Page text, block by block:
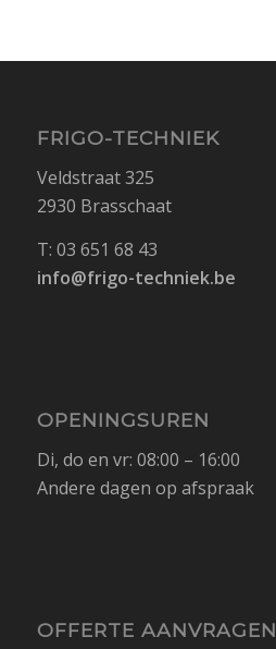
FRIGO-TECHNIEK
Veldstraat 325
2930 Brasschaat
T: 03 651 68 43
info@frigo-techniek.be
OPENINGSUREN
Di, do en vr: 08:00 – 16:00
Andere dagen op afspraak
OFFERTE AANVRAGEN